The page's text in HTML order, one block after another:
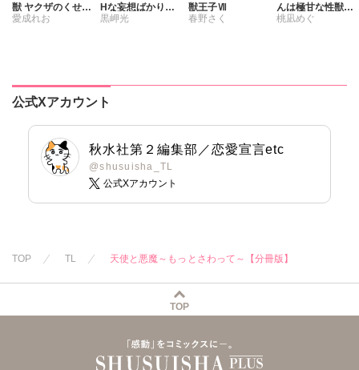
獣 ヤクザのくせに
保護者ぶるのはや
愛成れお
Hな妄想ばかり。
【合冊版】
黒岬光
獣王子Ⅶ
春野さく
んは極甘な性獣で
した【合冊版】
桃凪めぐ
公式Xアカウント
秋水社第２編集部／恋愛宣言etc
@shusuisha_TL
公式Xアカウント
TOP TL 天使と悪魔～もっとさわって～【分冊版】
TOP